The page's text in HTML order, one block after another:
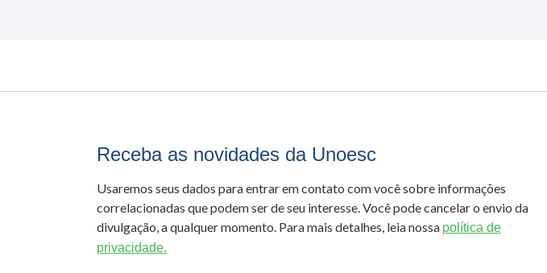
Receba as novidades da Unoesc
Usaremos seus dados para entrar em contato com você sobre informações
correlacionadas que podem ser de seu interesse. Você pode cancelar o envio da
divulgação, a qualquer momento. Para mais detalhes, leia nossa política de
privacidade.